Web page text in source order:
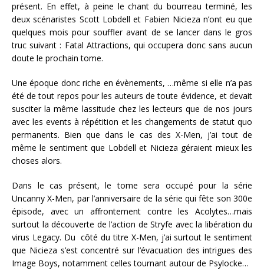
présent. En effet, à peine le chant du bourreau terminé, les
deux scénaristes Scott Lobdell et Fabien Nicieza n’ont eu que
quelques mois pour souffler avant de se lancer dans le gros
truc suivant : Fatal Attractions, qui occupera donc sans aucun
doute le prochain tome.
Une époque donc riche en évènements, …même si elle n’a pas
été de tout repos pour les auteurs de toute évidence, et devait
susciter la même lassitude chez les lecteurs que de nos jours
avec les events à répétition et les changements de statut quo
permanents. Bien que dans le cas des X-Men, j’ai tout de
même le sentiment que Lobdell et Nicieza géraient mieux les
choses alors.
Dans le cas présent, le tome sera occupé pour la série
Uncanny X-Men, par l’anniversaire de la série qui fête son 300e
épisode, avec un affrontement contre les Acolytes…mais
surtout la découverte de l’action de Stryfe avec la libération du
virus Legacy. Du côté du titre X-Men, j’ai surtout le sentiment
que Nicieza s’est concentré sur l’évacuation des intrigues des
Image Boys, notamment celles tournant autour de Psylocke…